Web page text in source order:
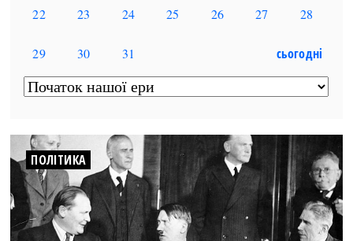
Архітектура і будівництво
Кримінал
Людина і суспільство
Наука, освіта і техніка
Особистості
Подорожі і відкриття
Політика
Козацька доба
Хронологія
Античні часи
Темні віки
Високе Середньовіччя
ПОЛІТИКА